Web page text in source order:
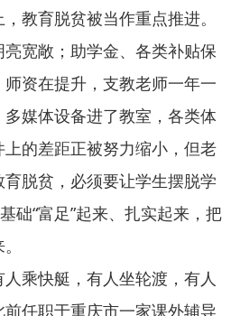
育脱贫被当作重点推进。
宽敞；助学金、各类补贴保
资在提升，支教老师一年一
媒体设备进了教室，各类体
的差距正被努力缩小，但老
脱贫，必须要让学生摆脱学
础“富足”起来、扎实起来，把
乘快艇，有人坐轮渡，有人
任职于重庆市一家课外辅导